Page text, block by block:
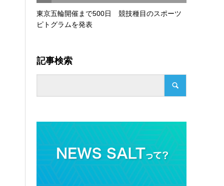
東京五輪開催まで500日 競技種目のスポーツ
ピトグラムを発表
記事検索